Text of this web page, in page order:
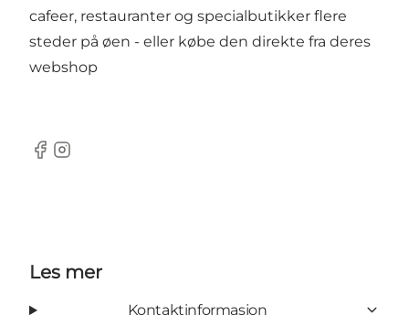
cafeer, restauranter og specialbutikker flere
steder på øen - eller købe den direkte fra deres
webshop
Facebook
Instagram
Les mer
Kontaktinformasjon